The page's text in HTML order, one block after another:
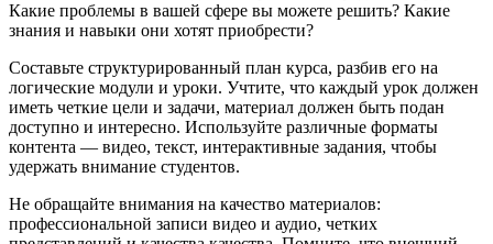
Какие проблемы в вашей сфере вы можете решить? Какие
знания и навыки они хотят приобрести?
Составьте структурированный план курса, разбив его на
логические модули и уроки. Учтите, что каждый урок должен
иметь четкие цели и задачи, материал должен быть подан
доступно и интересно. Используйте различные форматы
контента — видео, текст, интерактивные задания, чтобы
удержать внимание студентов.
Не обращайте внимания на качество материалов:
профессиональной записи видео и аудио, четких